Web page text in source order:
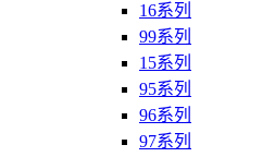
16系列
99系列
15系列
95系列
96系列
97系列